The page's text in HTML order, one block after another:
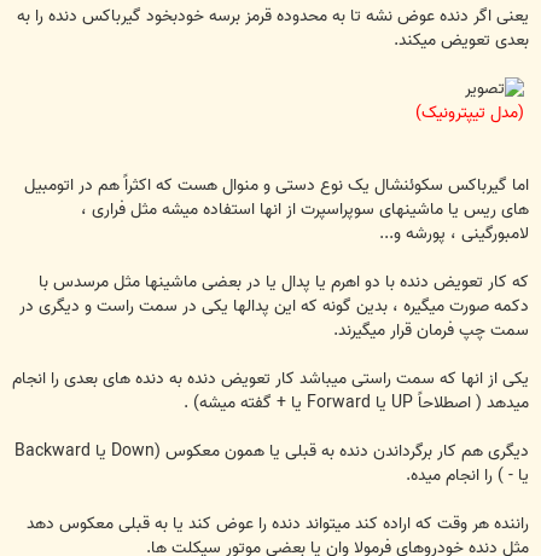
یعنی اگر دنده عوض نشه تا به محدوده قرمز برسه خودبخود گیرباکس دنده را به
بعدی تعویض میکند.
(مدل تیپترونیک)
اما گیرباکس سکوئنشال یک نوع دستی و منوال هست که اکثراً هم در اتومبیل
های ریس یا ماشینهای سوپراسپرت از انها استفاده میشه مثل فراری ،
لامبورگینی ، پورشه و...
که کار تعویض دنده با دو اهرم یا پدال یا در بعضی ماشینها مثل مرسدس با
دکمه صورت میگیره ، بدین گونه که این پدالها یکی در سمت راست و دیگری در
سمت چپ فرمان قرار میگیرند.
یکی از انها که سمت راستی میباشد کار تعویض دنده به دنده های بعدی را انجام
میدهد ( اصطلاحاً UP یا Forward یا + گفته میشه) .
دیگری هم کار برگرداندن دنده به قبلی یا همون معکوس (Down یا Backward
یا - ) را انجام میده.
راننده هر وقت که اراده کند میتواند دنده را عوض کند یا به قبلی معکوس دهد
مثل دنده خودروهای فرمولا وان یا بعضی موتور سیکلت ها.